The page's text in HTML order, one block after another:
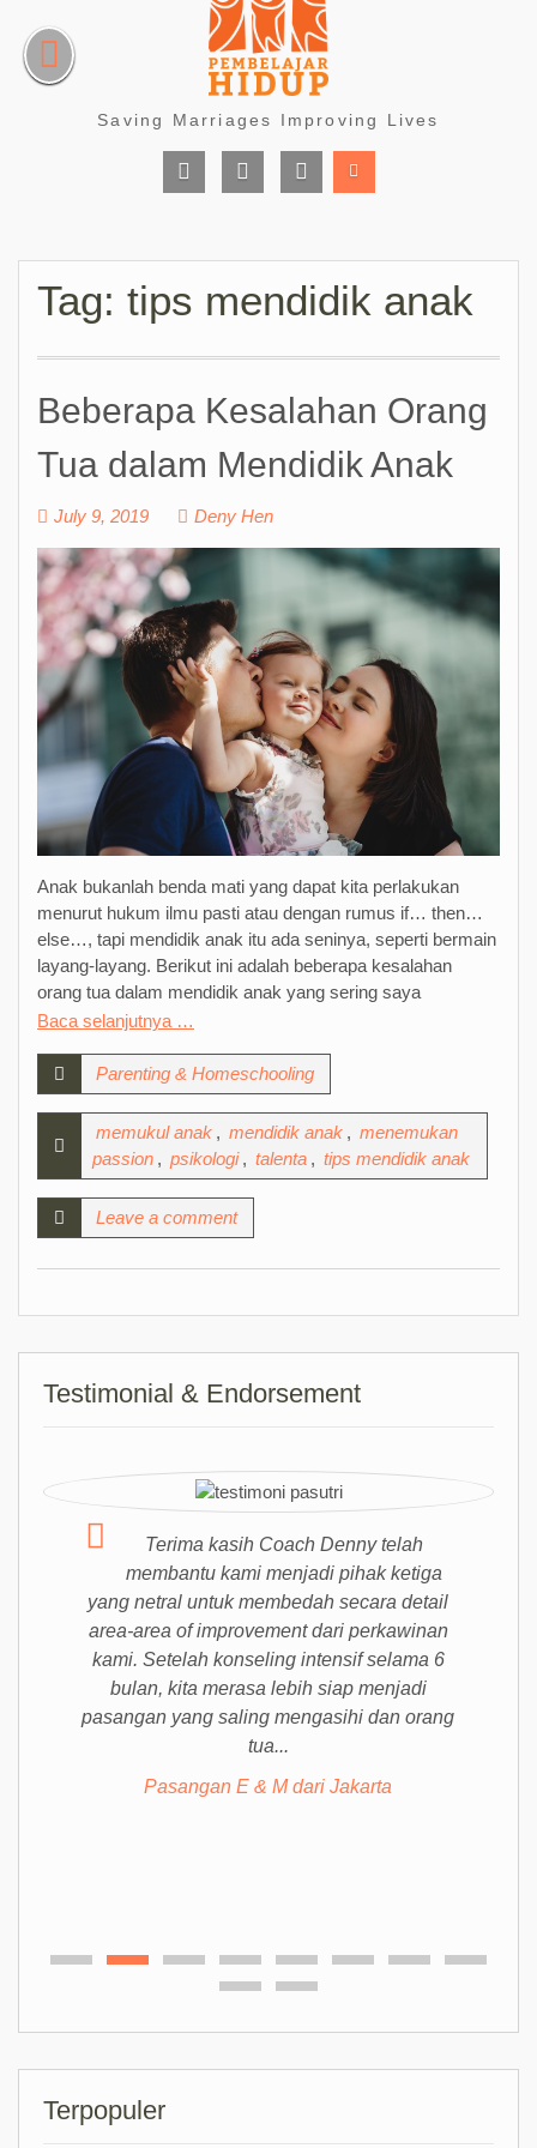
content
Saving Marriages Improving Lives
Tag: tips mendidik anak
Beberapa Kesalahan Orang
Tua dalam Mendidik Anak
July 9, 2019 Deny Hen
Anak bukanlah benda mati yang dapat kita perlakukan
menurut hukum ilmu pasti atau dengan rumus if… then…
else…, tapi mendidik anak itu ada seninya, seperti bermain
layang-layang. Berikut ini adalah beberapa kesalahan
orang tua dalam mendidik anak yang sering saya
Baca selanjutnya …
Parenting & Homeschooling
memukul anak , mendidik anak , menemukan
passion , psikologi , talenta , tips mendidik anak
Leave a comment
Testimonial & Endorsement
Terima kasih Coach Denny telah
membantu kami menjadi pihak ketiga
yang netral untuk membedah secara detail
area-area of improvement dari perkawinan
kami. Setelah konseling intensif selama 6
bulan, kita merasa lebih siap menjadi
pasangan yang saling mengasihi dan orang
tua...
Pasangan E & M dari Jakarta
Terpopuler